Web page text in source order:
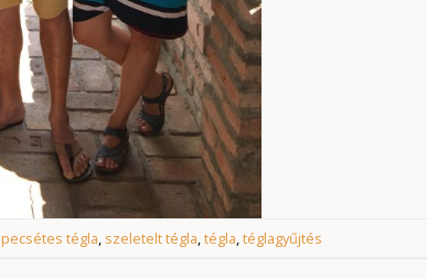
pecsétes tégla szeletelt tégla tégla téglagyűjtés